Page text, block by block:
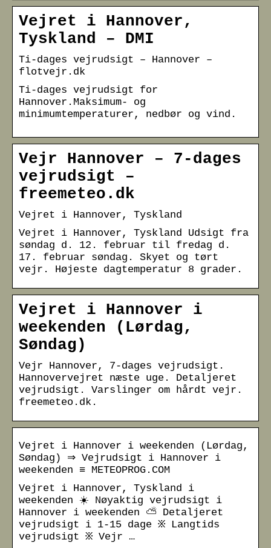
Vejret i Hannover,
Tyskland – DMI
Ti-dages vejrudsigt – Hannover –
flotvejr.dk
Ti-dages vejrudsigt for
Hannover.Maksimum- og
minimumtemperaturer, nedbør og vind.
Vejr Hannover – 7-dages
vejrudsigt –
freemeteo.dk
Vejret i Hannover, Tyskland
Vejret i Hannover, Tyskland Udsigt fra
søndag d. 12. februar til fredag d.
17. februar søndag. Skyet og tørt
vejr. Højeste dagtemperatur 8 grader.
Vejret i Hannover i
weekenden (Lørdag,
Søndag)
Vejr Hannover, 7-dages vejrudsigt.
Hannovervejret næste uge. Detaljeret
vejrudsigt. Varslinger om hårdt vejr.
freemeteo.dk.
Vejret i Hannover i weekenden (Lørdag,
Søndag) ⇒ Vejrudsigt i Hannover i
weekenden ≡ METEOPROG.COM
Vejret i Hannover, Tyskland i
weekenden ☀️ Nøyaktig vejrudsigt i
Hannover i weekenden ⛅ Detaljeret
vejrudsigt i 1-15 dage ፠ Langtids
vejrudsigt ፠ Vejr …